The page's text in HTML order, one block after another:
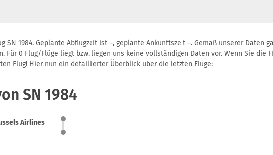
SN 1984. Geplante Abflugzeit ist –, geplante Ankunftszeit –. Gemäß unserer Daten
Für 0 Flug/Flüge liegt bzw. liegen uns keine vollständigen Daten vor. Wenn Sie die
Flug! Hier nun ein detaillierter Überblick über die letzten Flüge:
SN 1984
Airlines